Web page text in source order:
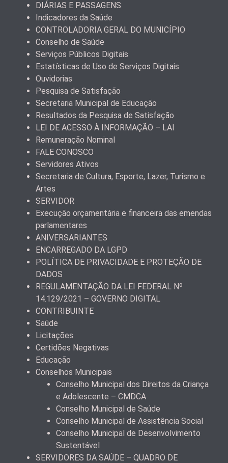
DIÁRIAS E PASSAGENS
Indicadores da Saúde
CONTROLADORIA GERAL DO MUNICÍPIO
Conselho de Saúde
Serviços Públicos Digitais
Estatísticas de Uso de Serviços Digitais
Ouvidorias
Pesquisa de Satisfação
Secretaria Municipal de Educação
Resultados da Pesquisa de Satisfação
LEI DE ACESSO À INFORMAÇÃO – LAI
Remuneração Nominal
FALE CONOSCO
Servidores Ativos
Secretaria de Cultura, Esporte, Lazer, Turismo e
Artes
SERVIDOR
Execução orçamentária e financeira das emendas
parlamentares
ANIVERSARIANTES
ENCARREGADO DA LGPD
POLÍTICA DE PRIVACIDADE E PROTEÇÃO DE
DADOS
REGULAMENTAÇÃO DA LEI FEDERAL Nº
14.129/2021 – GOVERNO DIGITAL
CONTRIBUINTE
Saúde
Licitações
Certidões Negativas
Educação
Conselhos Municipais
Conselho Municipal dos Direitos da Criança
e Adolescente – CMDCA
Conselho Municipal de Saúde
Conselho Municipal de Assistência Social
Conselho Municipal de Desenvolvimento
Sustentável
SERVIDORES DA SAÚDE – QUADRO DE